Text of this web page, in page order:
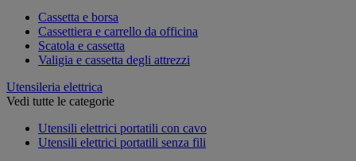
Cassetta e borsa
Cassettiera e carrello da officina
Scatola e cassetta
Valigia e cassetta degli attrezzi
Utensileria elettrica
Vedi tutte le categorie
Utensili elettrici portatili con cavo
Utensili elettrici portatili senza fili